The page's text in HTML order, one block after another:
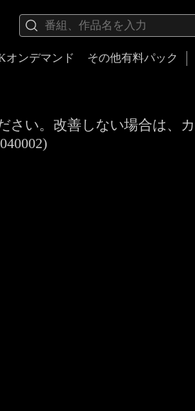
オンデマンド その他有料パック
い。改善しない場合は、